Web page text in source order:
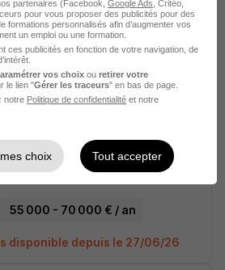
Logistique - CDI -
30 000 - 35 000 € / an
disponible depuis le 29/06/26
Secteur
8Ème H/F
55 000 - 70 000 € / an
disponible depuis le 27/06/26
partenaires (Facebook, Google Ads , Critéo,
pour vous proposer des publicités pour des
formations personnalisés afin d’augmenter vos
un emploi ou une formation.
ces publicités en fonction de votre navigation, de
vos choix ou retirer votre
le lien "Gérer les traceurs" en bas de page.
notre Politique de confidentialité et notre
choix Tout accepter